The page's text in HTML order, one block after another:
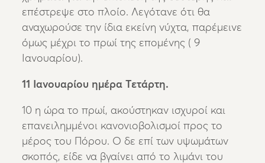
επέστρεψε στο πλοίο. Λεγότανε ότι θα
αναχωρούσε την ίδια εκείνη νύχτα, παρέμεινε
όμως μέχρι το πρωί της επομένης ( 9
Ιανουαρίου).
11 Ιανουαρίου ημέρα Τετάρτη.
10 η ώρα το πρωί, ακούστηκαν ισχυροί και
επανειλημμένοι κανονιοβολισμοί προς το
μέρος του Πόρου. Ο δε επί των υψωμάτων
σκοπός, είδε να βγαίνει από το λιμάνι του